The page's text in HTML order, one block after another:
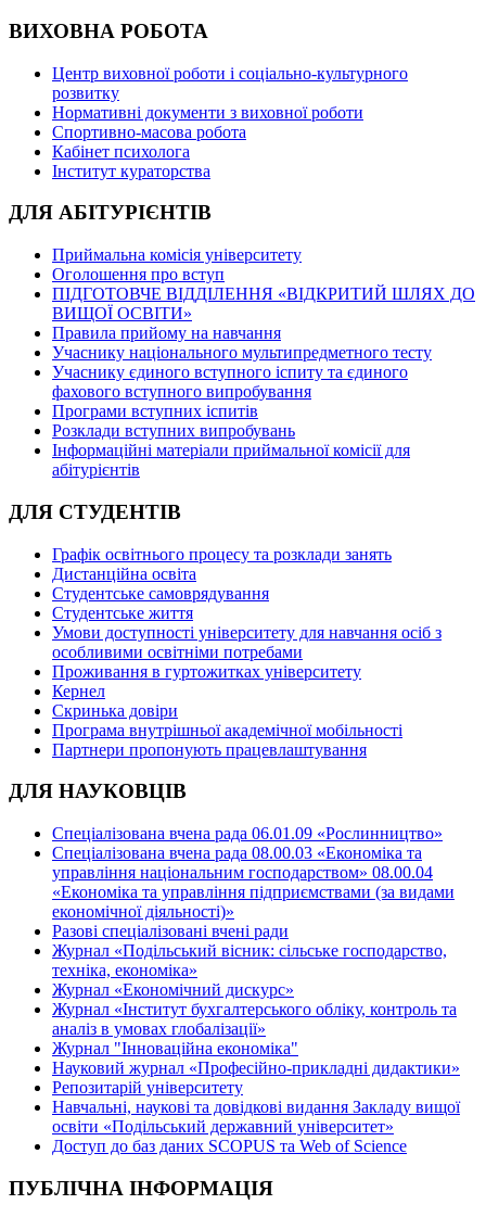
ВИХОВНА РОБОТА
Центр виховної роботи і соціально-культурного
розвитку
Нормативні документи з виховної роботи
Спортивно-масова робота
Кабінет психолога
Інститут кураторства
ДЛЯ АБІТУРІЄНТІВ
Приймальна комісія університету
Оголошення про вступ
ПІДГОТОВЧЕ ВІДДІЛЕННЯ «ВІДКРИТИЙ ШЛЯХ ДО
ВИЩОЇ ОСВІТИ»
Правила прийому на навчання
Учаснику національного мультипредметного тесту
Учаснику єдиного вступного іспиту та єдиного
фахового вступного випробування
Програми вступних іспитів
Розклади вступних випробувань
Інформаційні матеріали приймальної комісії для
абітурієнтів
ДЛЯ СТУДЕНТІВ
Графік освітнього процесу та розклади занять
Дистанційна освіта
Студентське самоврядування
Студентське життя
Умови доступності університету для навчання осіб з
особливими освітніми потребами
Проживання в гуртожитках університету
Кернел
Скринька довіри
Програма внутрішньої академічної мобільності
Партнери пропонують працевлаштування
ДЛЯ НАУКОВЦІВ
Спеціалізована вчена рада 06.01.09 «Рослинництво»
Спеціалізована вчена рада 08.00.03 «Економіка та
управління національним господарством» 08.00.04
«Економіка та управління підприємствами (за видами
економічної діяльності)»
Разові спеціалізовані вчені ради
Журнал «Подільський вісник: сільське господарство,
техніка, економіка»
Журнал «Економічний дискурс»
Журнал «Інститут бухгалтерського обліку, контроль та
аналіз в умовах глобалізації»
Журнал "Інноваційна економіка"
Науковий журнал «Професійно-прикладні дидактики»
Репозитарій університету
Навчальні, наукові та довідкові видання Закладу вищої
освіти «Подільський державний університет»
Доступ до баз даних SCOPUS та Web of Science
ПУБЛІЧНА ІНФОРМАЦІЯ